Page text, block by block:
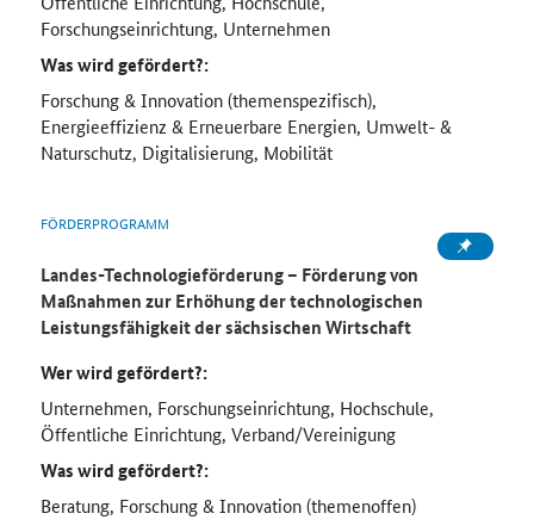
Forschungseinrichtung, Unternehmen
Was wird gefördert?:
Forschung & Innovation (themenspezifisch),
Energieeffizienz & Erneuerbare Energien, Umwelt- &
Naturschutz, Digitalisierung, Mobilität
FÖRDERPROGRAMM
Landes-Technologieförderung – Förderung von
Maßnahmen zur Erhöhung der technologischen
Leistungsfähigkeit der sächsischen Wirtschaft
Wer wird gefördert?:
Unternehmen, Forschungseinrichtung, Hochschule,
Öffentliche Einrichtung, Verband/Vereinigung
Was wird gefördert?:
Beratung, Forschung & Innovation (themenoffen)